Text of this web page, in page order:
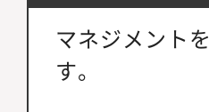
マネジメント
す。